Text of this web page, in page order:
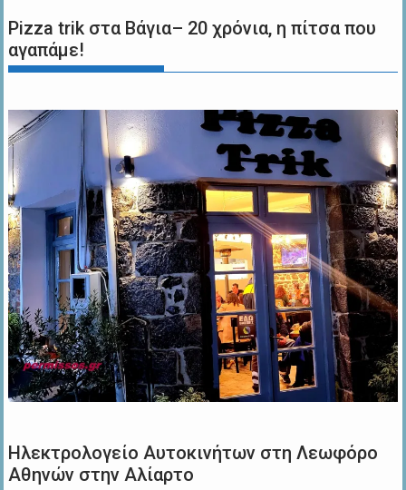
Pizza trik στα Βάγια– 20 χρόνια, η πίτσα που
αγαπάμε!
Ηλεκτρολογείο Αυτοκινήτων στη Λεωφόρο
Αθηνών στην Αλίαρτο